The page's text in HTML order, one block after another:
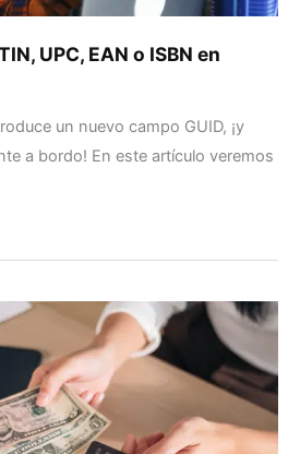
UPC, EAN o ISBN en
un nuevo campo GUID, ¡y
a bordo! En este artículo veremos